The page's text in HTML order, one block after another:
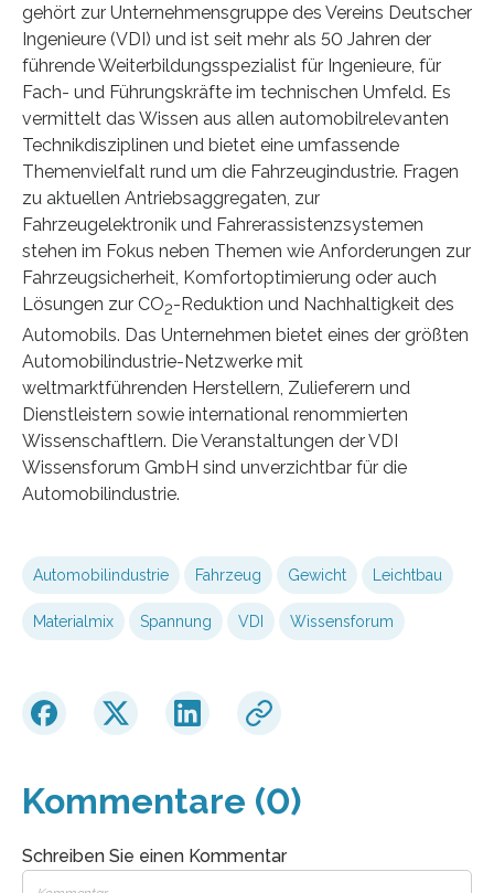
gehört zur Unternehmensgruppe des Vereins Deutscher
Ingenieure (VDI) und ist seit mehr als 50 Jahren der
führende Weiterbildungsspezialist für Ingenieure, für
Fach- und Führungskräfte im technischen Umfeld. Es
vermittelt das Wissen aus allen automobilrelevanten
Technikdisziplinen und bietet eine umfassende
Themenvielfalt rund um die Fahrzeugindustrie. Fragen
zu aktuellen Antriebsaggregaten, zur
Fahrzeugelektronik und Fahrerassistenzsystemen
stehen im Fokus neben Themen wie Anforderungen zur
Fahrzeugsicherheit, Komfortoptimierung oder auch
Lösungen zur CO2-Reduktion und Nachhaltigkeit des
Automobils. Das Unternehmen bietet eines der größten
Automobilindustrie-Netzwerke mit
weltmarktführenden Herstellern, Zulieferern und
Dienstleistern sowie international renommierten
Wissenschaftlern. Die Veranstaltungen der VDI
Wissensforum GmbH sind unverzichtbar für die
Automobilindustrie.
Automobilindustrie Fahrzeug Gewicht Leichtbau
Materialmix Spannung VDI Wissensforum
Kommentare (0)
Schreiben Sie einen Kommentar